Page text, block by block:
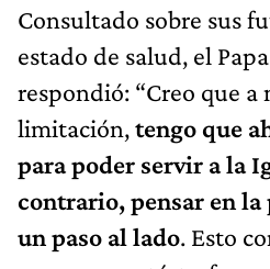
Consultado sobre sus
estado de salud, el
respondió: “Creo que a
limitación,tengo que
para poder servir a la
contrario, pensar en
un paso al lado. Esto